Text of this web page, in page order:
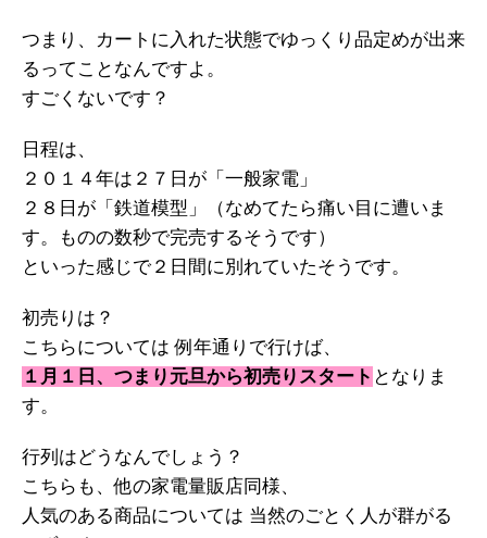
つまり、カートに入れた状態でゆっくり品定めが出来
るってことなんですよ。
すごくないです？
日程は、
２０１４年は２７日が「一般家電」
２８日が「鉄道模型」（なめてたら痛い目に遭いま
す。ものの数秒で完売するそうです）
といった感じで２日間に別れていたそうです。
初売りは？
こちらについては 例年通りで行けば、
１月１日、つまり元旦から初売りスタート となりま
す。
行列はどうなんでしょう？
こちらも、他の家電量販店同様、
人気のある商品については 当然のごとく人が群がる